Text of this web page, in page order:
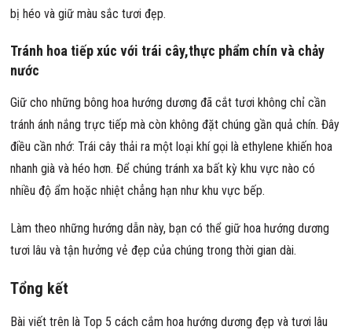
bị héo và giữ màu sắc tươi đẹp.
Tránh hoa tiếp xúc với trái cây,thực phẩm chín và chảy
nước
Giữ cho những bông hoa hướng dương đã cắt tươi không chỉ cần
tránh ánh nắng trực tiếp mà còn không đặt chúng gần quả chín. Đây
điều cần nhớ: Trái cây thải ra một loại khí gọi là ethylene khiến hoa
nhanh già và héo hơn. Để chúng tránh xa bất kỳ khu vực nào có
nhiều độ ẩm hoặc nhiệt chẳng hạn như khu vực bếp.
Làm theo những hướng dẫn này, bạn có thể giữ hoa hướng dương
tươi lâu và tận hưởng vẻ đẹp của chúng trong thời gian dài.
Tổng kết
Bài viết trên là Top 5 cách cắm hoa hướng dương đẹp và tươi lâu